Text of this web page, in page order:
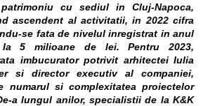
cu sediul in Cluj-Napoca,
ascendent al activitatii, in 2022 cifra
se fata de nivelul inregistrat in anul
la 5 milioane de lei. Pentru 2023,
imbucurator potrivit arhitectei Iulia
si director executiv al companiei,
numarul si complexitatea proiectelor
a lungul anilor, specialistii de la K&K